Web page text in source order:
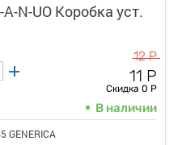
N-UO Коробка уст.
12 Р
11 Р
Скидка 0 Р
В наличии
GENERICA